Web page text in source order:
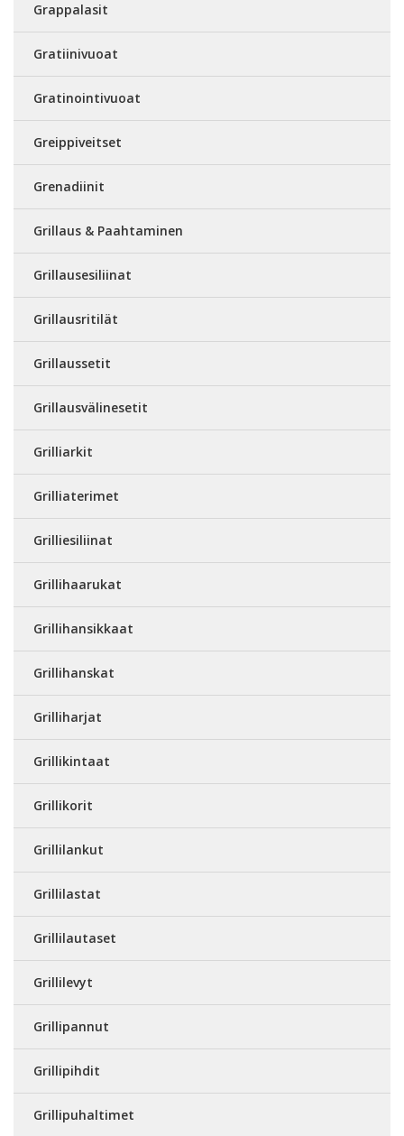
Grappalasit
Gratiinivuoat
Gratinointivuoat
Greippiveitset
Grenadiinit
Grillaus & Paahtaminen
Grillausesiliinat
Grillausritilät
Grillaussetit
Grillausvälinesetit
Grilliarkit
Grilliaterimet
Grilliesiliinat
Grillihaarukat
Grillihansikkaat
Grillihanskat
Grilliharjat
Grillikintaat
Grillikorit
Grillilankut
Grillilastat
Grillilautaset
Grillilevyt
Grillipannut
Grillipihdit
Grillipuhaltimet